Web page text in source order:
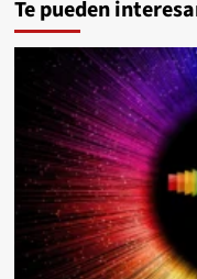
Te pueden